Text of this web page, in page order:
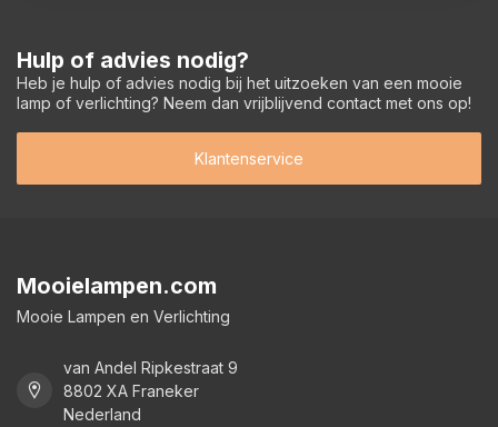
Hulp of advies nodig?
Heb je hulp of advies nodig bij het uitzoeken van een mooie
lamp of verlichting? Neem dan vrijblijvend contact met ons op!
Klantenservice
Mooielampen.com
Mooie Lampen en Verlichting
van Andel Ripkestraat 9
8802 XA Franeker
Nederland